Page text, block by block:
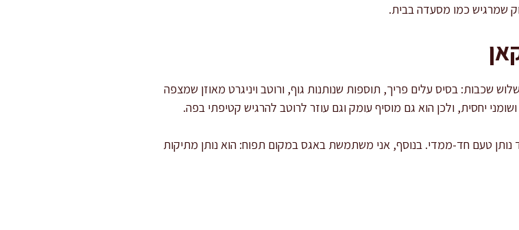
שמרגיש כמו מסעדה בבית.
שכבות: בסיס עלים פריך, תוספות שנותנות גוף, ורוטב ויניגרט מאוזן שמצפה
יחסית, ולכן הוא גם מוסיף עומק וגם עוזר לרוטב להרגיש קטיפתי בפה.
נותן טעם חד-ממדי. בנוסף, אני משתמשת באגס במקום תפוח: הוא נותן מתיקות